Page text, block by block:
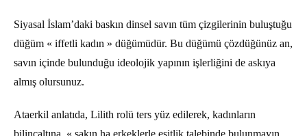
Siyasal İslam’daki baskın dinsel savın tüm çizgilerinin buluştuğu
düğüm « iffetli kadın » düğümüdür. Bu düğümü çözdüğünüz an,
savın içinde bulunduğu ideolojik yapının işlerliğini de askıya
almış olursunuz.
Ataerkil anlatıda, Lilith rolü ters yüz edilerek, kadınların